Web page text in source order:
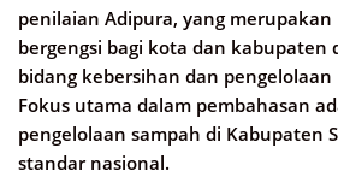
penilaian Adipura, yang merupakan
bergengsi bagi kota dan kabupaten
bidang kebersihan dan
Fokus utama dalam pembahasan
pengelolaan sampah di Kabupaten
standar nasional.